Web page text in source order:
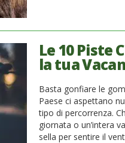
Le 10 Piste
la tua
Basta gonfiare le
Paese ci aspettano
tipo di percorrenza.
giornata o un’intera
sella per sentire il